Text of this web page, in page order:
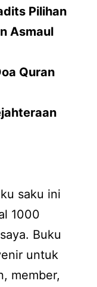
Pilihan
Asmaul
Quran
saku ini
1000
Buku
untuk
member,